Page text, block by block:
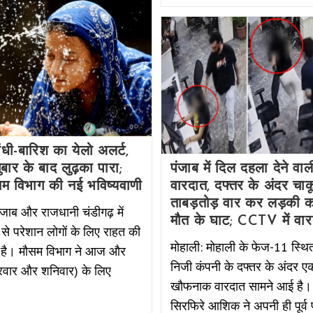
बारिश का येलो अलर्ट,
के बाद लुढ़का पारा;
विभाग की नई भविष्यवाणी
और राजधानी चंडीगढ़ में
से परेशान लोगों के लिए राहत की
मौसम विभाग ने आज और
और शनिवार) के लिए
पंजाब में दिल दहला देने
वारदात, दफ्तर के अंदर
ताबड़तोड़ वार कर लड़की
मौत के घाट; CCTV में
मोहाली: मोहाली के फेज-11
निजी कंपनी के दफ्तर के अंदर
खौफनाक वारदात सामने आई
सिरफिरे आशिक ने अपनी ही पूर्व